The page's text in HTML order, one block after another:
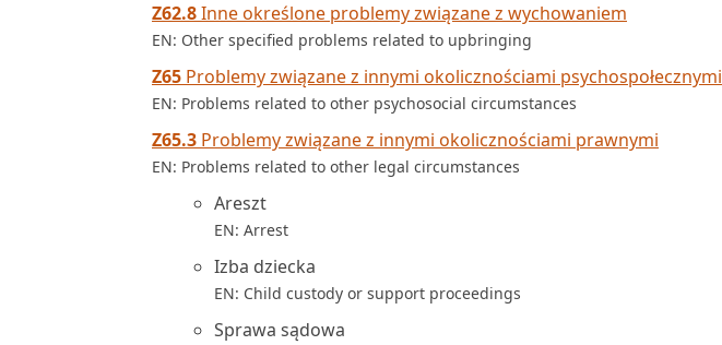
Z62.8Inne określone problemy związane z wychowaniem
EN: Other specified problems related to upbringing
Z65 Problemy związane z innymi okolicznościami psychospołecznymi
EN: Problems related to other psychosocial circumstances
Z65.3 Problemy związane z innymi okolicznościami prawnymi
EN: Problems related to other legal circumstances
Areszt
EN: Arrest
Izba dziecka
EN: Child custody or support proceedings
Sprawa sądowa